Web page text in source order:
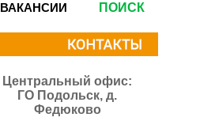
ВАКАНСИИ ПОИСК
Центральный офис:
ГО Подольск, д.
Федюково